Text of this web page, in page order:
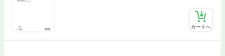
カートへ